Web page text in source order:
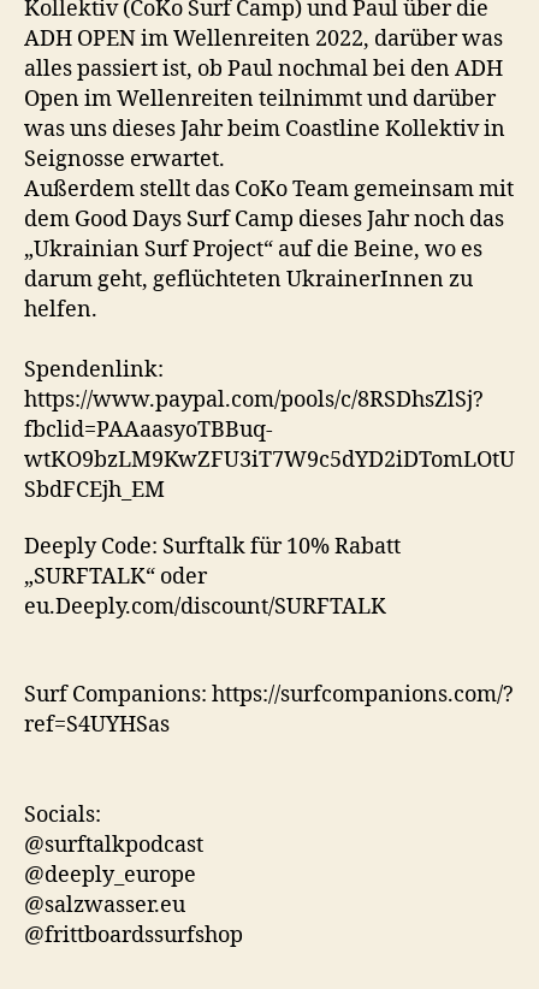
EMBED
Kollektiv (CoKo Surf Camp) und Paul über die
ADH OPEN im Wellenreiten 2022, darüber was
alles passiert ist, ob Paul nochmal bei den ADH
Open im Wellenreiten teilnimmt und darüber
was uns dieses Jahr beim Coastline Kollektiv in
Seignosse erwartet.
Außerdem stellt das CoKo Team gemeinsam mit
dem Good Days Surf Camp dieses Jahr noch das
„Ukrainian Surf Project“ auf die Beine, wo es
darum geht, geflüchteten UkrainerInnen zu
helfen.
Spendenlink:
https://www.paypal.com/pools/c/8RSDhsZlSj?
fbclid=PAAaasyoTBBuq-
wtKO9bzLM9KwZFU3iT7W9c5dYD2iDTomLOtU
SbdFCEjh_EM
Deeply Code: Surftalk für 10% Rabatt
„SURFTALK“ oder
eu.Deeply.com/discount/SURFTALK
Surf Companions: https://surfcompanions.com/?
ref=S4UYHSas
Socials:
@surftalkpodcast
@deeply_europe
@salzwasser.eu
@frittboardssurfshop